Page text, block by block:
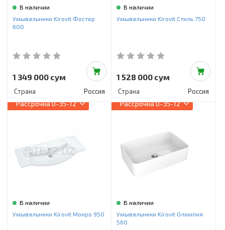
В наличии
Умывальники Kirovit Фостер
600
1 349 000 сум
Страна Россия
В наличии
Умывальники Kirovit Стиль 750
1 528 000 сум
Страна Россия
Рассрочка0-35-12
В наличии
Умывальники Kirovit Монро 950
Рассрочка0-35-12
В наличии
Умывальники Kirovit Олимпия
560